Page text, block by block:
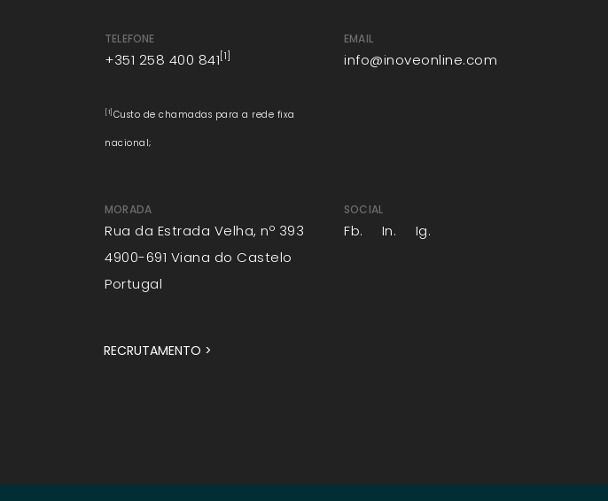
TELEFONE
+351 258 400 841[1]
[1] Custo de chamadas para a rede fixa
nacional;
EMAIL
info@inoveonline.com
MORADA
Rua da Estrada Velha, nº 393
4900-691 Viana do Castelo
Portugal
SOCIAL
Fb. In. Ig.
RECRUTAMENTO >